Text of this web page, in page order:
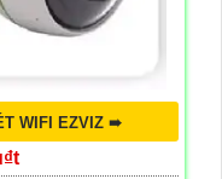
WIFI EZVIZ ➠